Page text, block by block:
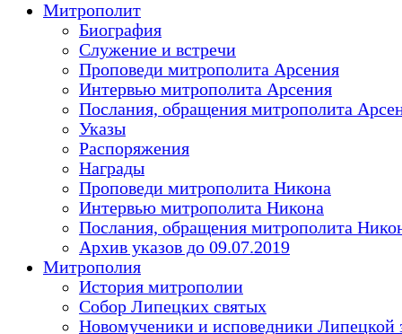
Митрополит
Биография
Служение и встречи
Проповеди митрополита Арсения
Интервью митрополита Арсения
Послания, обращения митрополита
Указы
Распоряжения
Награды
Проповеди митрополита Никона
Интервью митрополита Никона
Послания, обращения митрополита
Архив указов до 09.07.2019
Митрополия
История митрополии
Собор Липецких святых
Новомученики и исповедники Липецкой